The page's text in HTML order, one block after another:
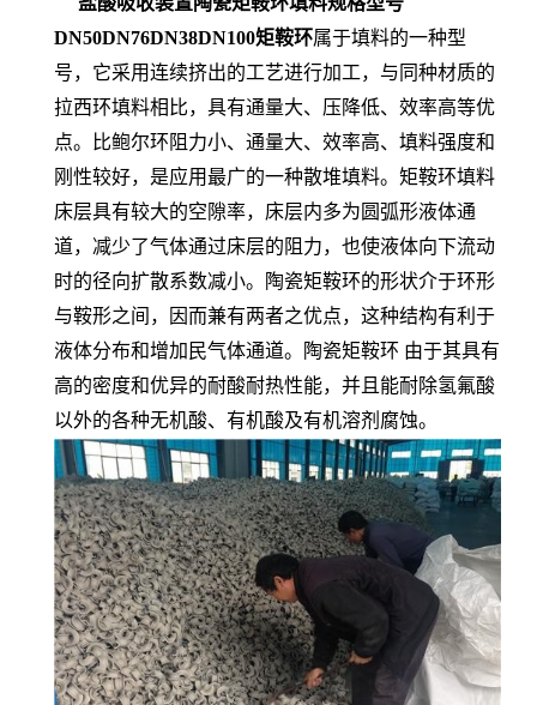
DN50DN76DN38DN100矩鞍环属于填料的一种型
号，它采用连续挤出的工艺进行加工，与同种材质的
拉西环填料相比，具有通量大、压降低、效率高等优
点。比鲍尔环阻力小、通量大、效率高、填料强度和
刚性较好，是应用最广的一种散堆填料。矩鞍环填料
床层具有较大的空隙率，床层内多为圆弧形液体通
道，减少了气体通过床层的阻力，也使液体向下流动
时的径向扩散系数减小。陶瓷矩鞍环的形状介于环形
与鞍形之间，因而兼有两者之优点，这种结构有利于
液体分布和增加民气体通道。陶瓷矩鞍环 由于其具有
高的密度和优异的耐酸耐热性能，并且能耐除氢氟酸
以外的各种无机酸、有机酸及有机溶剂腐蚀。